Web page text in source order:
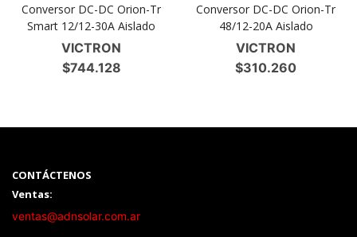
Conversor DC-DC Orion-Tr
Smart 12/12-30A Aislado
VICTRON
$744.128
Conversor DC-DC Orion-Tr
48/12-20A Aislado
VICTRON
$310.260
CONTÁCTENOS
Ventas:
ventas@adnsolar.com.ar